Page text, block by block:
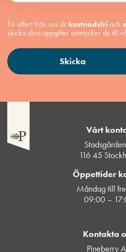
En offert från oss är kostnadsfrioch
skicka dina uppgifter samtycker du till
Vårt
116 45
Öppettider
Måndag till
09:00 –
Kontakta
Pineberry